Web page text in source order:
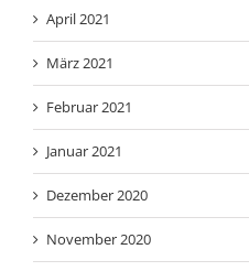
April 2021
März 2021
Februar 2021
Januar 2021
Dezember 2020
November 2020